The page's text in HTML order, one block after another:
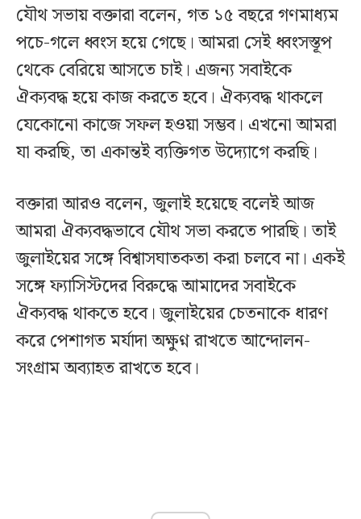
যৌথ সভায় বক্তারা বলেন, গত ১৫ বছরে গণমাধ্যম
পচে-গলে ধ্বংস হয়ে গেছে। আমরা সেই ধ্বংসস্তূপ
থেকে বেরিয়ে আসতে চাই। এজন্য সবাইকে
ঐক্যবদ্ধ হয়ে কাজ করতে হবে। ঐক্যবদ্ধ থাকলে
যেকোনো কাজে সফল হওয়া সম্ভব। এখনো আমরা
যা করছি, তা একান্তই ব্যক্তিগত উদ্যোগে করছি।
বক্তারা আরও বলেন, জুলাই হয়েছে বলেই আজ
আমরা ঐক্যবদ্ধভাবে যৌথ সভা করতে পারছি। তাই
জুলাইয়ের সঙ্গে বিশ্বাসঘাতকতা করা চলবে না। একই
সঙ্গে ফ্যাসিস্টদের বিরুদ্ধে আমাদের সবাইকে
ঐক্যবদ্ধ থাকতে হবে। জুলাইয়ের চেতনাকে ধারণ
করে পেশাগত মর্যাদা অক্ষুণ্ন রাখতে আন্দোলন-
সংগ্রাম অব্যাহত রাখতে হবে।